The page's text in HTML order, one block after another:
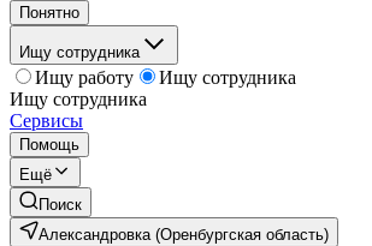
Понятно
Ищу сотрудника
Ищу работу
Ищу сотрудника
Ищу сотрудника
Сервисы
Помощь
Ещё
Поиск
Александровка (Оренбургская область)